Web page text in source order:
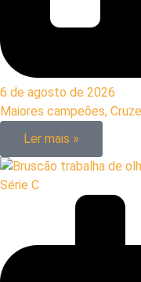
6 de agosto de 2026
Maiores campeões,
Ler mais »